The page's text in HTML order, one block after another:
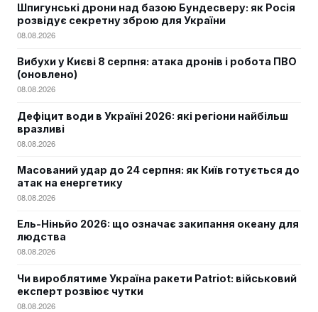
Шпигунські дрони над базою Бундесверу: як Росія
розвідує секретну зброю для України
08.08.2026
Вибухи у Києві 8 серпня: атака дронів і робота ПВО
(оновлено)
08.08.2026
Дефіцит води в Україні 2026: які регіони найбільш
вразливі
08.08.2026
Масований удар до 24 серпня: як Київ готується до
атак на енергетику
08.08.2026
Ель-Ніньйо 2026: що означає закипання океану для
людства
08.08.2026
Чи вироблятиме Україна ракети Patriot: військовий
експерт розвіює чутки
08.08.2026